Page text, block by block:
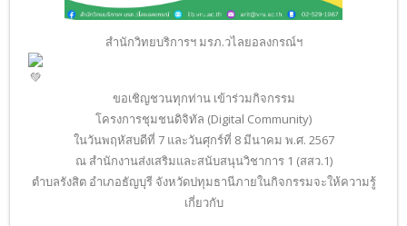
สำนักวิทยบริการฯ มรภ.วไลยอลงกรณ์ฯ
ขอเชิญชวนทุกท่าน เข้าร่วมกิจกรรม
โครงการชุมชนดิจิทัล (Digital Community)
ในวันพฤหัสบดีที่ 7 และวันศุกร์ที่ 8 มีนาคม พ.ศ. 2567
ณ สำนักงานส่งเสริมและสนับสนุนวิชาการ 1 (สสว.1)
ตำบลรังสิต อำเภอธัญบุรี จังหวัดปทุมธานีภายในกิจกรรมจะให้ความรู้
เกี่ยวกับ